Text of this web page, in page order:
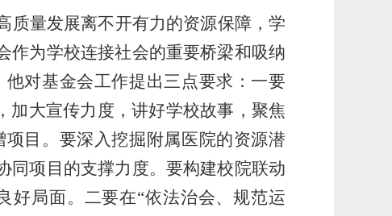
质量发展离不开有力的资源保障，学
作为学校连接社会的重要桥梁和吸纳
对基金会工作提出三点要求：一要
加大宣传力度，讲好学校故事，聚焦
目。要深入挖掘附属医院的资源潜
同项目的支撑力度。要构建校院联动
好局面。二要在“依法治会、规范运